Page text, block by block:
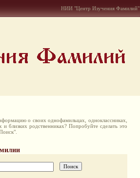
НИИ "Центр Изучения Фамилий"
о своих однофамильцах, одноклассниках,
близких родственниках? Попробуйте сделать это